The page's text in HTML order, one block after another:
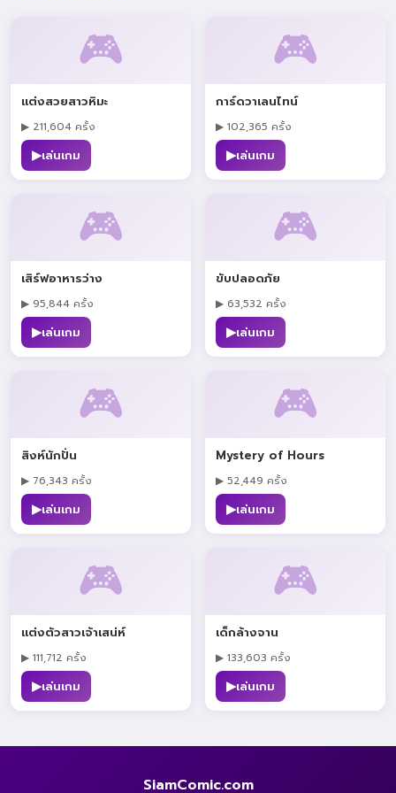
🎮
แต่งสวยสาวหิมะ
▶ 211,604 ครั้ง
▶เล่นเกม
🎮
การ์ดวาเลนไทน์
▶ 102,365 ครั้ง
▶เล่นเกม
🎮
เสิร์ฟอาหารว่าง
▶ 95,844 ครั้ง
▶เล่นเกม
🎮
ขับปลอดภัย
▶ 63,532 ครั้ง
▶เล่นเกม
🎮
สิงห์นักปั่น
▶ 76,343 ครั้ง
▶เล่นเกม
🎮
Mystery of Hours
▶ 52,449 ครั้ง
▶เล่นเกม
🎮
แต่งตัวสาวเจ้าเสน่ห์
▶ 111,712 ครั้ง
▶เล่นเกม
🎮
เด็กล้างจาน
▶ 133,603 ครั้ง
▶เล่นเกม
SiamComic.com